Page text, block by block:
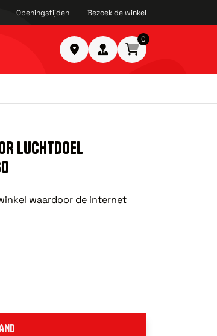
Openingstijden Bezoek de winkel
0
LUCHTDOEL
waardoor de internet